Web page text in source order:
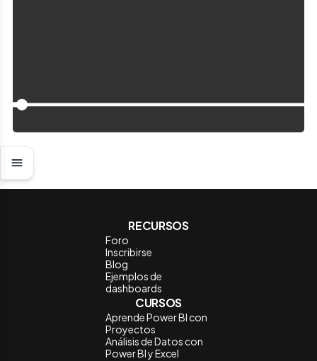
RECURSOS
Foro
Inscribirse
Blog
Ejemplos de
dashboards
CURSOS
Aprende Power BI con
Proyectos
Análisis de Datos con
Power BI y Excel